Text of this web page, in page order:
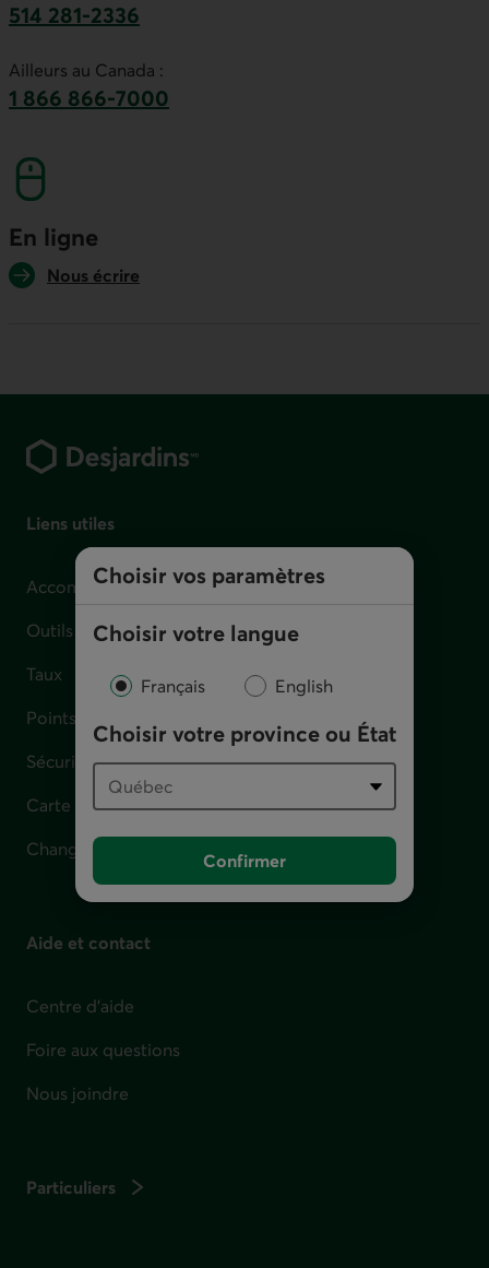
Choisir vos paramètres
Choisir votre langue
Français English
Choisir votre province ou État
Confirmer
514 281-2336
Ailleurs au Canada :
1 866 866-7000
En ligne
Nous écrire
Liens utiles
Accompagnement en cas de difficulté financière
Outils et calculateurs
Taux
Points de service
Sécurité
Carte perdue, volée ou défectueuse
Changement d'adresse
Aide et contact
Centre d'aide
Foire aux questions
Nous joindre
Particuliers